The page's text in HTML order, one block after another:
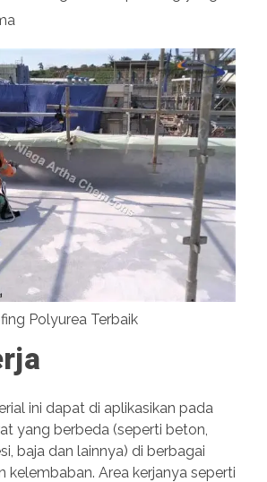
Polyurea Terbaik
ini dapat di aplikasikan pada
yang berbeda (seperti beton,
baja dan lainnya) di berbagai
kelembaban. Area kerjanya seperti